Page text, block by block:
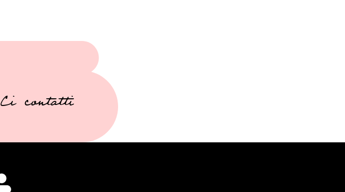
Ci contatti